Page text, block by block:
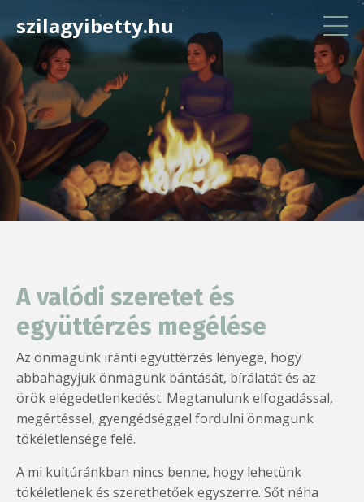
szilagyibetty.hu
A valódi szeretet és
együttérzés megélése
Az önmagunk iránti együttérzés lényege, hogy
abbahagyjuk önmagunk bántását, bírálatát és az
örök elégedetlenkedést. Megtanulunk elfogadással,
megértéssel, gyengédséggel fordulni önmagunk
tökéletlensége felé.
A mi kultúránkban nincs benne, hogy lehetünk
tökéletlenek és szerethetőek egyszerre. Sőt néha